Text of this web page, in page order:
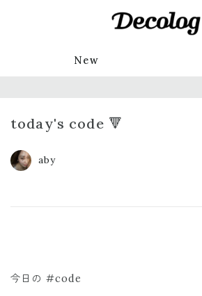
New
today's code 🔻
aby
今日の #code